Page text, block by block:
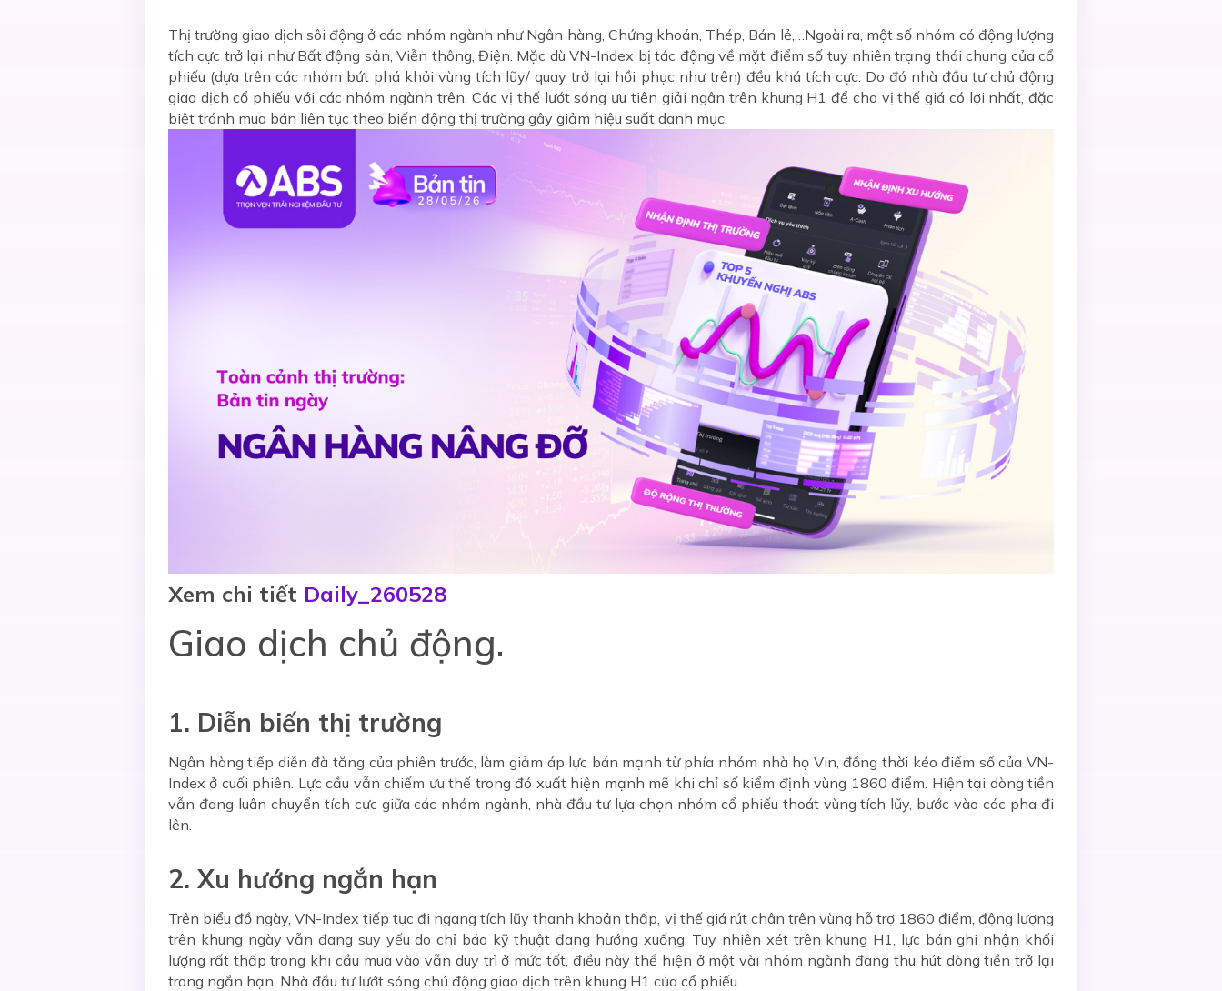
Thị trường giao dịch sôi động ở các nhóm ngành như Ngân hàng, Chứng khoán, Thép, Bán lẻ,…Ngoài ra, một số nhóm có động lượng
tích cực trở lại như Bất động sản, Viễn thông, Điện. Mặc dù VN-Index bị tác động về mặt điểm số tuy nhiên trạng thái chung của cổ
phiếu (dựa trên các nhóm bứt phá khỏi vùng tích lũy/ quay trở lại hồi phục như trên) đều khá tích cực. Do đó nhà đầu tư chủ động
giao dịch cổ phiếu với các nhóm ngành trên. Các vị thế lướt sóng ưu tiên giải ngân trên khung H1 để cho vị thế giá có lợi nhất, đặc
biệt tránh mua bán liên tục theo biến động thị trường gây giảm hiệu suất danh mục.
Xem chi tiết Daily_260528
Giao dịch chủ động.
1. Diễn biến thị trường
Ngân hàng tiếp diễn đà tăng của phiên trước, làm giảm áp lực bán mạnh từ phía nhóm nhà họ Vin, đồng thời kéo điểm số của VN-
Index ở cuối phiên. Lực cầu vẫn chiếm ưu thế trong đó xuất hiện mạnh mẽ khi chỉ số kiểm định vùng 1860 điểm. Hiện tại dòng tiền
vẫn đang luân chuyển tích cực giữa các nhóm ngành, nhà đầu tư lựa chọn nhóm cổ phiếu thoát vùng tích lũy, bước vào các pha đi
lên.
2. Xu hướng ngắn hạn
Trên biểu đồ ngày, VN-Index tiếp tục đi ngang tích lũy thanh khoản thấp, vị thế giá rút chân trên vùng hỗ trợ 1860 điểm, động lượng
trên khung ngày vẫn đang suy yếu do chỉ báo kỹ thuật đang hướng xuống. Tuy nhiên xét trên khung H1, lực bán ghi nhận khối
lượng rất thấp trong khi cầu mua vào vẫn duy trì ở mức tốt, điều này thể hiện ở một vài nhóm ngành đang thu hút dòng tiền trở lại
trong ngắn hạn. Nhà đầu tư lướt sóng chủ động giao dịch trên khung H1 của cổ phiếu.